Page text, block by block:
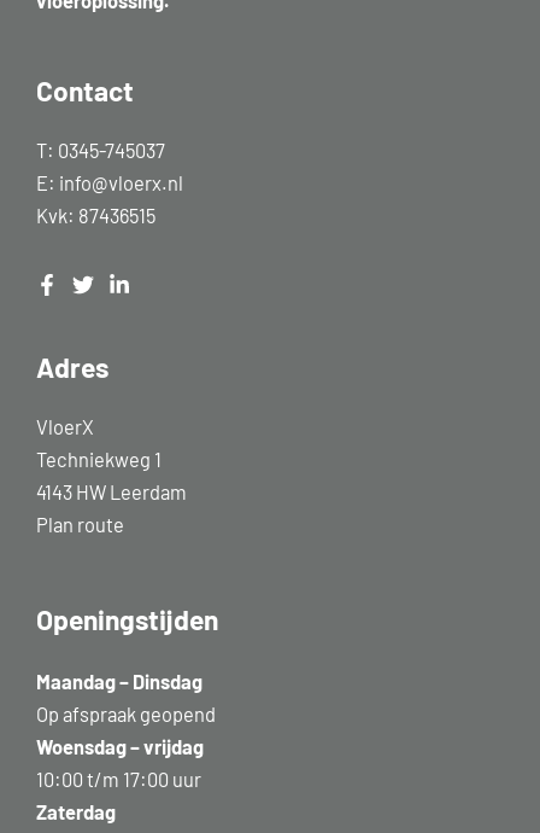
Contact
T: 0345-745037
E: info@vloerx.nl
Kvk: 87436515
Adres
VloerX
Techniekweg 1
4143 HW Leerdam
Plan route
Openingstijden
Maandag – Dinsdag
Op afspraak geopend
Woensdag – vrijdag
10:00 t/m 17:00 uur
Zaterdag